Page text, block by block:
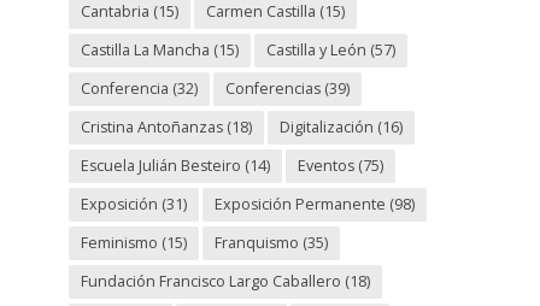
Cantabria (15) Carmen Castilla (15)
Castilla La Mancha (15) Castilla y León (57)
Conferencia (32) Conferencias(39)
Cristina Antoñanzas(18) Digitalización (16)
Escuela Julián Besteiro (14) Eventos(75)
Exposición (31) Exposición Permanente (98)
Feminismo (15) Franquismo (35)
Fundación Francisco Largo Caballero (18)